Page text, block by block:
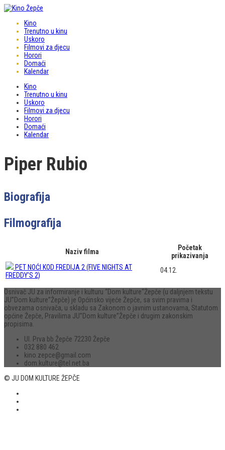
Kino
Trenutno u kinu
Uskoro
Filmovi za djecu
Horori
Domaći
Kalendar
Kino
Trenutno u kinu
Uskoro
Filmovi za djecu
Horori
Domaći
Kalendar
Piper Rubio
Biografija
Filmografija
Naziv filma
Početak
prikazivanja
PET NOĆI KOD FREDIJA 2 (FIVE NIGHTS AT
FREDDY’S 2)
04.12.
Osnivač JU za informiranje i kulturu “Dom kulture“Žepče (u daljnjem tekstu
JU”Dom kulture”Žepče) je Općinsko vijeće Žepče, sa svim pravima i
obvezama osnivača, u skladu sa Zakonom o javnim ustanovama, Statutom
općine Žepče, Pravilima JU”Dom kulture”Žepče i drugim zakonskim
propisima.
Ul. Prva bb Žepče 72230 Žepče
032 880 462
kino.zepce@gmail.com
dom.kulture@tel.net.ba
© JU DOM KULTURE ŽEPČE